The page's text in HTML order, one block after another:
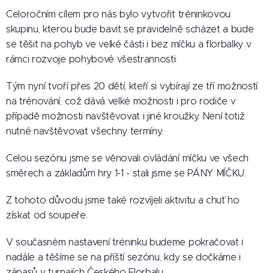
Celoročním cílem pro nás bylo vytvořit tréninkovou
skupinu, kterou bude bavit se pravidelně scházet a bude
se těšit na pohyb ve velké části i bez míčku a florbalky v
rámci rozvoje pohybové všestrannosti.
Tým nyní tvoří přes 20 dětí, kteří si vybírají ze tří možností
na trénování, což dává velké možnosti i pro rodiče v
případě možnosti navštěvovat i jiné kroužky. Není totiž
nutné navštěvovat všechny termíny.
Celou sezónu jsme se věnovali ovládání míčku ve všech
směrech a základům hry 1-1 - stali jsme se PÁNY MÍČKU. 💪🏼
Z tohoto důvodu jsme také rozvíjeli aktivitu a chuť ho
získat od soupeře.
V současném nastavení tréninku budeme pokračovat i
nadále a těšíme se na příští sezónu, kdy se dočkáme i